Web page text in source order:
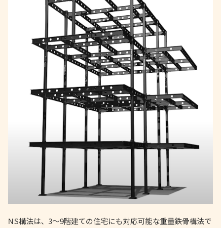
NS構法は、3〜9階建ての住宅にも対応可能な重量鉄骨構法で